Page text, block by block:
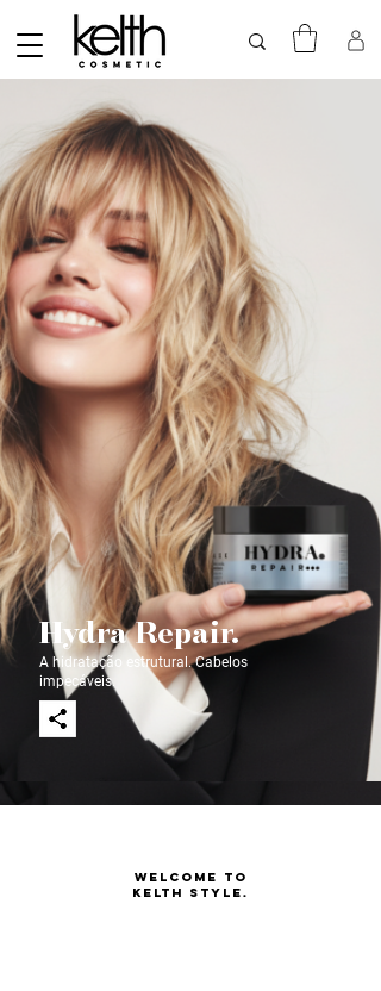
Hydra Repair.
A hidratação estrutural. Cabelos
impecáveis.
WELCOME TO
KELTH STYLE.